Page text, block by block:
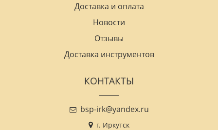
Доставка и оплата
Новости
Отзывы
Доставка инструментов
КОНТАКТЫ
bsp-irk@yandex.ru
г. Иркутск